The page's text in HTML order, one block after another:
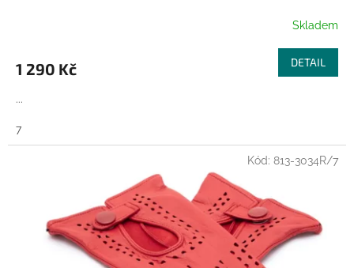
Skladem
1 290 Kč DETAIL
...
7
Kód: 813-3034R/7